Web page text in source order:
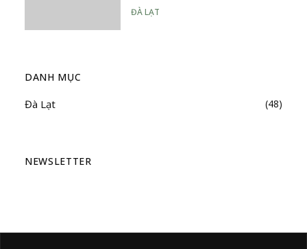
ĐÀ LẠT
DANH MỤC
Đà Lạt (48)
NEWSLETTER